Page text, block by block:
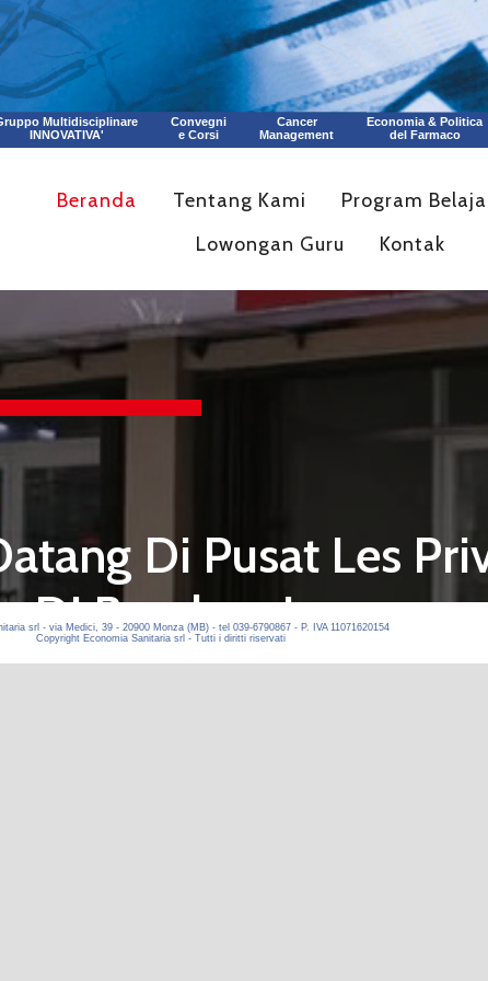
Multidisciplinare
INNOVATIVA'
Convegni
e Corsi
Cancer
Management
Economia & Politica
del Farmaco
srl - via Medici, 39 - 20900 Monza (MB) - tel 039-6790867 - P. IVA 11071620154
Copyright Economia Sanitaria srl - Tutti i diritti riservati